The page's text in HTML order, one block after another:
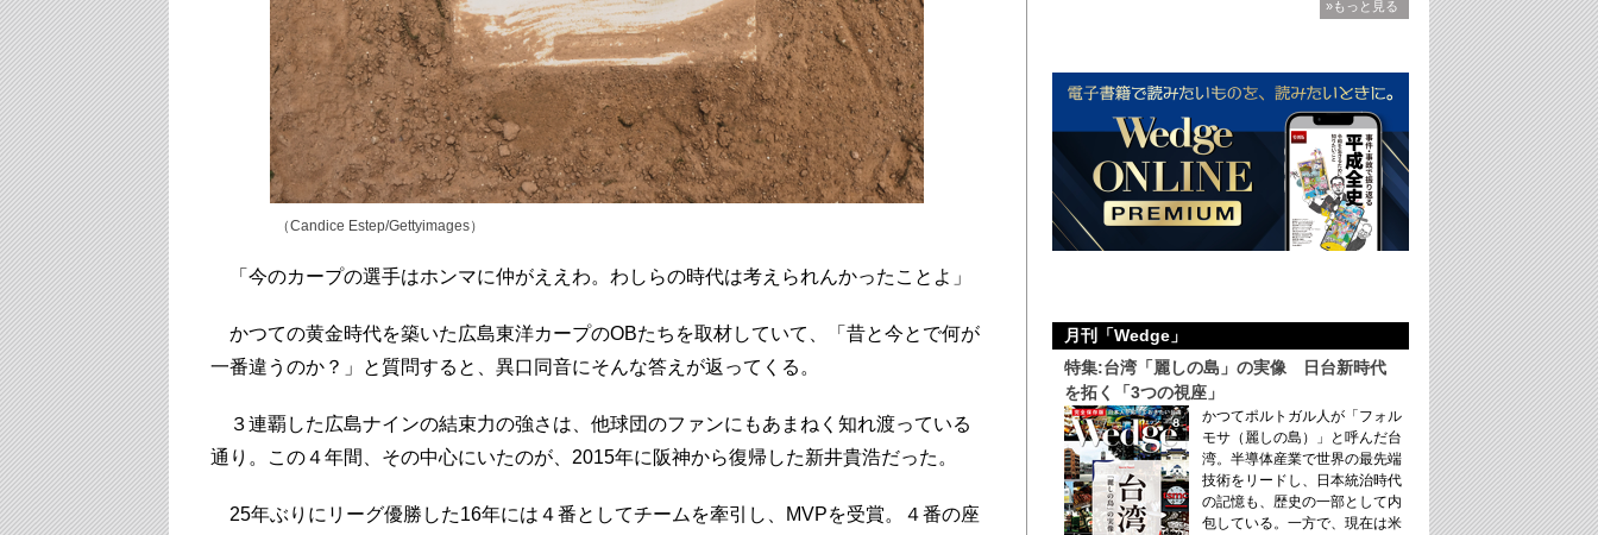
（Candice Estep/Gettyimages）
「今のカープの選手はホンマに仲がええわ。わしらの時代は考えられんかったことよ」
かつての黄金時代を築いた広島東洋カープのOBたちを取材していて、「昔と今とで何が
一番違うのか？」と質問すると、異口同音にそんな答えが返ってくる。
３連覇した広島ナインの結束力の強さは、他球団のファンにもあまねく知れ渡っている
通り。この４年間、その中心にいたのが、2015年に阪神から復帰した新井貴浩だった。
25年ぶりにリーグ優勝した16年には４番としてチームを牽引し、MVPを受賞。４番の座
»もっと見る
月刊「Wedge」
特集:台湾「麗しの島」の実像 日台新時代
を拓く「3つの視座」
かつてポルトガル人が「フォル
モサ（麗しの島）」と呼んだ台
湾。半導体産業で世界の最先端
技術をリードし、日本統治時代
の記憶も、歴史の一部として内
包している。一方で、現在は米